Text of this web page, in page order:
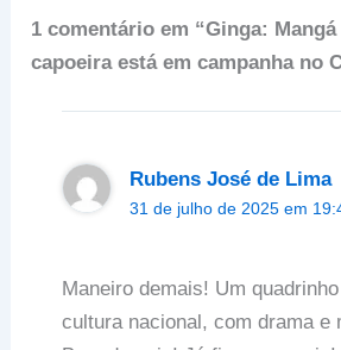
1 comentário em “Ginga:
capoeira está em campanha no
Rubens José de Lima
31 de julho de 2025 em
Maneiro demais! Um
cultura nacional, com drama e